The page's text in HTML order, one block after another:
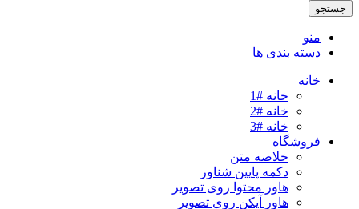
جستجو
منو
دسته بندی ها
خانه
خانه #1
خانه #2
خانه #3
فروشگاه
خلاصه متن
دکمه پایین شناور
هاور محتوا روی تصویر
هاور آیکن روی تصویر